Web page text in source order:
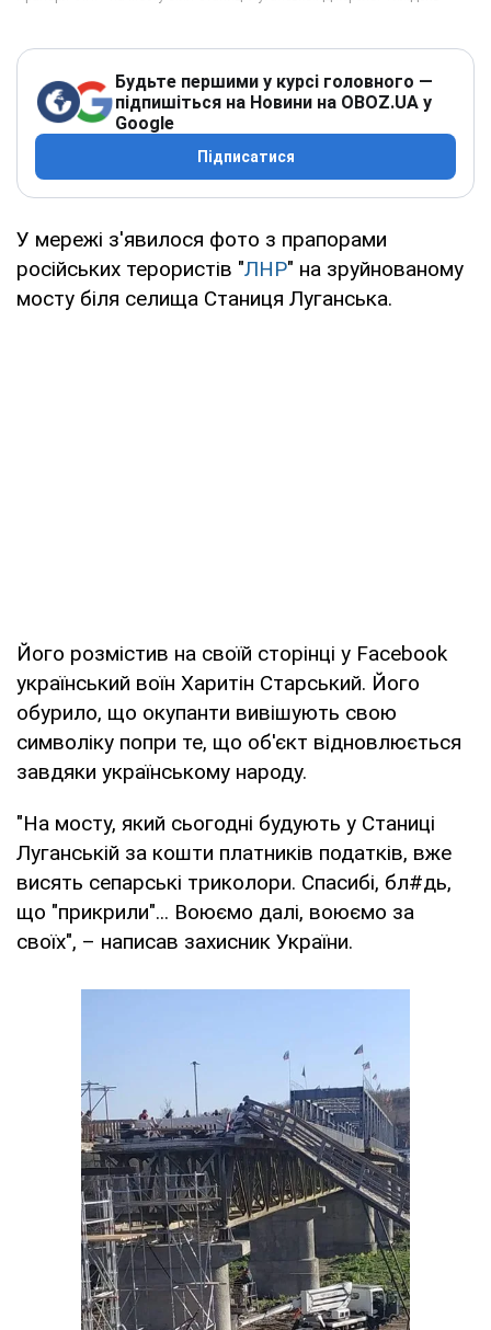
Будьте першими у курсі головного —
підпишіться на Новини на OBOZ.UA у
Google
Підписатися
У мережі з'явилося фото з прапорами
російських терористів "ЛНР" на зруйнованому
мосту біля селища Станиця Луганська.
Його розмістив на своїй сторінці у Facebook
український воїн Харитін Старський. Його
обурило, що окупанти вивішують свою
символіку попри те, що об'єкт відновлюється
завдяки українському народу.
"На мосту, який сьогодні будують у Станиці
Луганській за кошти платників податків, вже
висять сепарські триколори. Спасибі, бл#дь,
що "прикрили"... Воюємо далі, воюємо за
своїх", – написав захисник України.